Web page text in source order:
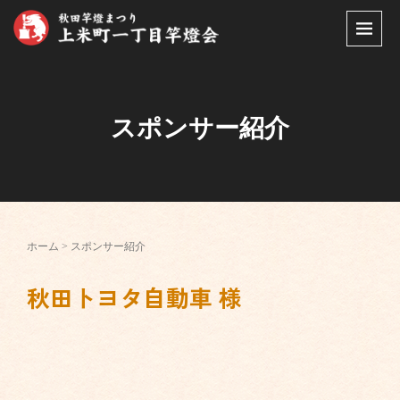
スポンサー紹介
ホーム > スポンサー紹介
秋田トヨタ自動車 様